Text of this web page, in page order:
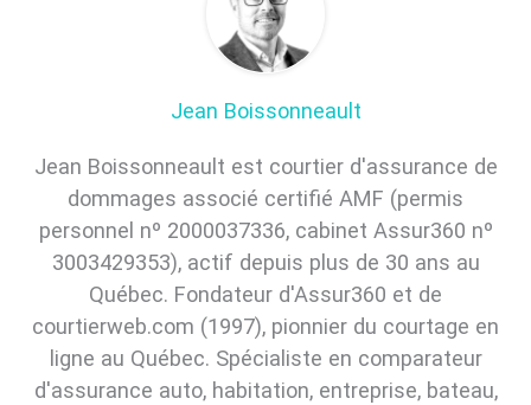
Jean Boissonneault
Jean Boissonneault est courtier d'assurance de
dommages associé certifié AMF (permis
personnel nº 2000037336, cabinet Assur360 nº
3003429353), actif depuis plus de 30 ans au
Québec. Fondateur d'Assur360 et de
courtierweb.com (1997), pionnier du courtage en
ligne au Québec. Spécialiste en comparateur
d'assurance auto, habitation, entreprise, bateau,